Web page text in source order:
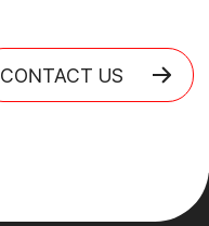
CONTACT US